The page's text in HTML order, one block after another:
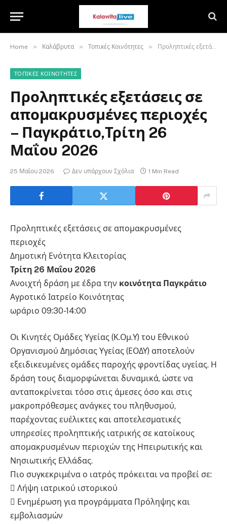
Home » Καλάβρυτα » Τοπικές Κοινότητες » Προληπτικές εξετάσεις σε απομακρυσμένες περιοχές – Παγκράτιο,Τρίτη 26 Μαΐου 2026
ΤΟΠΙΚΈΣ ΚΟΙΝΌΤΗΤΕΣ
Προληπτικές εξετάσεις σε
απομακρυσμένες περιοχές
– Παγκράτιο,Τρίτη 26
Μαΐου 2026
25 Μαΐου 2026 Δεν υπάρχουν Σχόλια 1 Min Read
Προληπτικές εξετάσεις σε απομακρυσμένες
περιοχές
Δημοτική Ενότητα Κλειτορίας
Τρίτη 26 Μαΐου 2026
Ανοιχτή δράση με έδρα την κοινότητα Παγκράτιο
Αγροτικό Ιατρείο Κοινότητας
ωράριο 09:30-14:00
Οι Κινητές Ομάδες Υγείας (Κ.Ομ.Υ) του Εθνικού
Οργανισμού Δημόσιας Υγείας (ΕΟΔΥ) αποτελούν
εξειδικευμένες ομάδες παροχής φροντίδας υγείας. Η
δράση τους διαμορφώνεται δυναμικά, ώστε να
ανταποκρίνεται τόσο στις άμεσες όσο και στις
μακροπρόθεσμες ανάγκες του πληθυσμού,
παρέχοντας ευέλικτες και αποτελεσματικές
υπηρεσίες προληπτικής ιατρικής σε κατοίκους
απομακρυσμένων περιοχών της Ηπειρωτικής και
Νησιωτικής Ελλάδας.
Πιο συγκεκριμένα ο ιατρός πρόκειται να προβεί σε:
 Λήψη ιατρικού ιστορικού
 Ενημέρωση για προγράμματα Πρόληψης και
εμβολιασμών